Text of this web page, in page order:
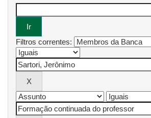
Filtros correntes: